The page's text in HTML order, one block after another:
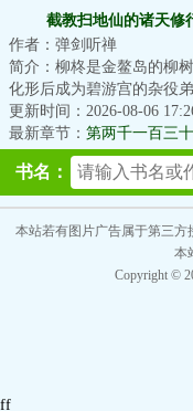
截教扫地仙的诸天修
作者：弹剑听禅
简介：柳柊是金鳌岛的柳树
化形后成为碧游宫的杂役弟
实际上，柳柊是杨眉大仙
裔，具有变异的时...
更新时间：2026-08-06
最新章节： 第两千一百三
神仙炮灰9
书名：
本站若有图片广告属于第三
本
Copyright ©
ff